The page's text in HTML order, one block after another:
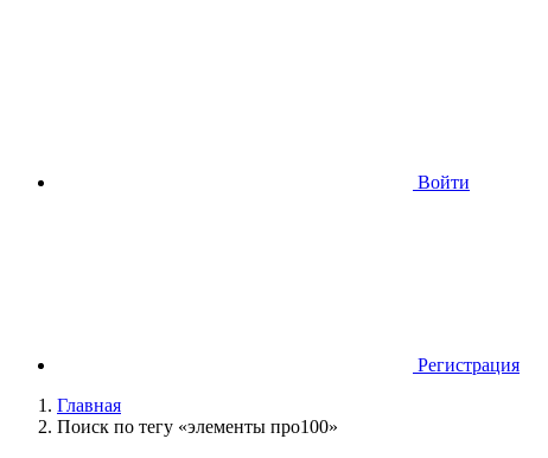
Войти
Регистрация
Главная
Поиск по тегу «элементы про100»